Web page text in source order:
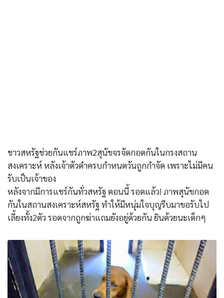
ชาวสหรัฐช่วยกันแชร์ภาพ2สุนัขจรจัดกอดกันในกรงสถาน
สงเคราะห์ หลังเจ้าตัวดำครบกำหนดวันถูกกำจัด เพราะไม่มีคน
รับเป็นเจ้าของ
หลังจากมีการแชร์กันทั่วสหรัฐ ตอนนี้ รอดแล้ว! ภาพสุนัขกอด
กันในสถานสงเคราะห์สหรัฐ ทำให้มีหนุ่มใจบุญรีบมาขอรับไป
เลี้ยงทั้ง2ตัว รอดจากถูกฆ่าแถมยังอยู่ด้วยกัน ยินด้วยนะเด็กๆ